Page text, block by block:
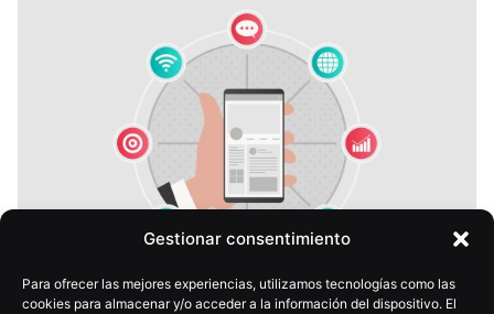
Gestionar consentimiento
Para ofrecer las mejores experiencias, utilizamos tecnologías como las
cookies para almacenar y/o acceder a la información del dispositivo. El